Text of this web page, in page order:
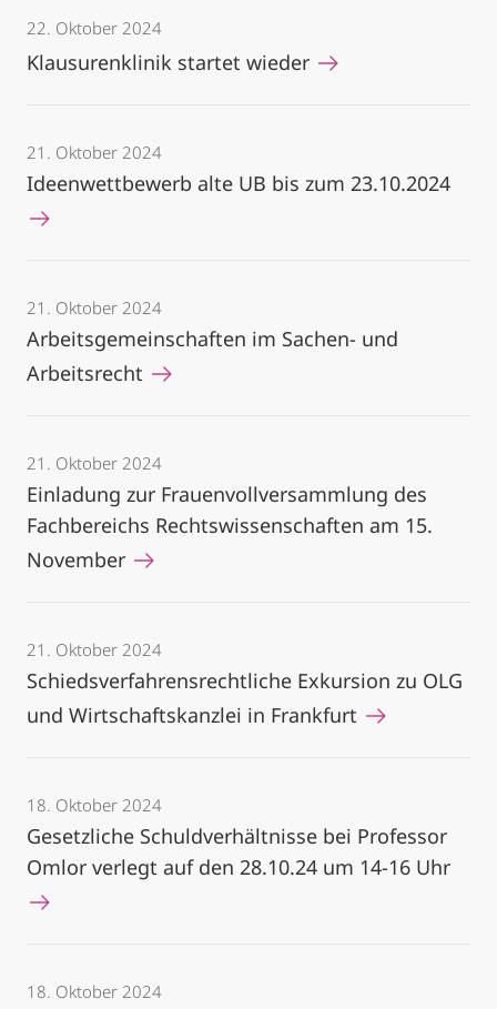
22. Oktober 2024
Klausurenklinik startet wieder
21. Oktober 2024
Ideenwettbewerb alte UB bis zum 23.10.2024
21. Oktober 2024
Arbeitsgemeinschaften im Sachen- und
Arbeitsrecht
21. Oktober 2024
Einladung zur Frauenvollversammlung des
Fachbereichs Rechtswissenschaften am 15.
November
21. Oktober 2024
Schiedsverfahrensrechtliche Exkursion zu OLG
und Wirtschaftskanzlei in Frankfurt
18. Oktober 2024
Gesetzliche Schuldverhältnisse bei Professor
Omlor verlegt auf den 28.10.24 um 14-16 Uhr
18. Oktober 2024